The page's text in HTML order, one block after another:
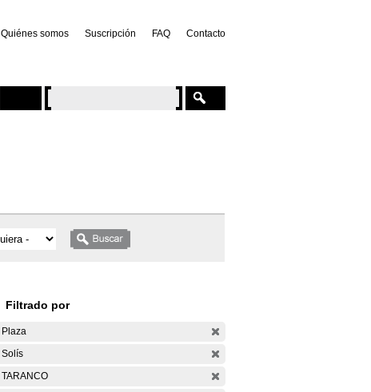
Quiénes somos Suscripción FAQ Contacto
Filtrado por
Plaza
Solís
TARANCO